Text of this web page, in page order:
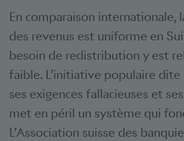
En comparaison internationale,
des revenus est uniforme en
besoin de redistribution y est
faible. L’initiative populaire dite
ses exigences fallacieuses et
met en péril un système qui
L’Association suisse des